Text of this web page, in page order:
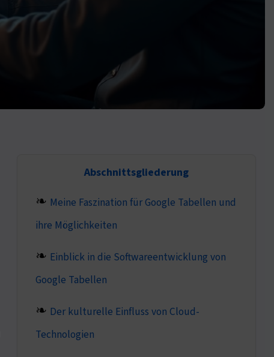
Abschnittsgliederung
Meine Faszination für Google Tabellen und
ihre Möglichkeiten
Einblick in die Softwareentwicklung von
Google Tabellen
Der kulturelle Einfluss von Cloud-
Technologien